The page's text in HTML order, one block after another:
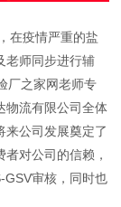
疫情严重的盐
老师同步进行辅
厂之家网老师专
物流有限公司全体
来公司发展奠定了
对公司的信赖，
GSV审核，同时也